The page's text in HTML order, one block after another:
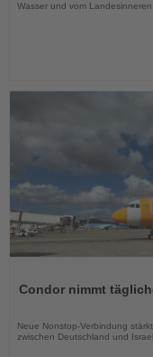
Wasser und vom
die
Condor nimmt
Neue Nonstop-Verbindung
zwischen Deutschland und Israel